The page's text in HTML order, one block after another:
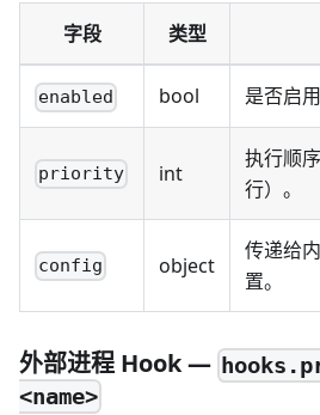
字段 类型
enabled bool 是否启
priority int
执行顺
行）。
config object
传递给
置。
外部进程 Hook —
<name>